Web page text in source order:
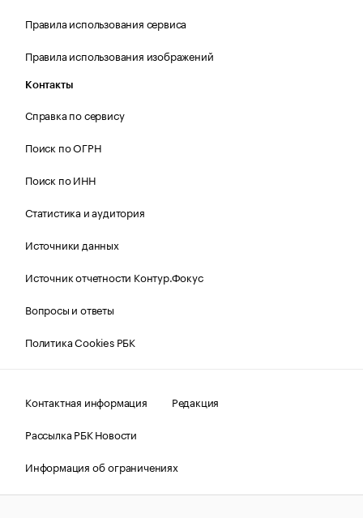
Правила использования сервиса
Правила использования изображений
Контакты
Справка по сервису
Поиск по ОГРН
Поиск по ИНН
Статистика и аудитория
Источники данных
Источник отчетности Контур.Фокус
Вопросы и ответы
Политика Cookies РБК
Контактная информация
Редакция
Рассылка РБК Новости
Информация об ограничениях
Правовая информация
О соблюдении авторских прав